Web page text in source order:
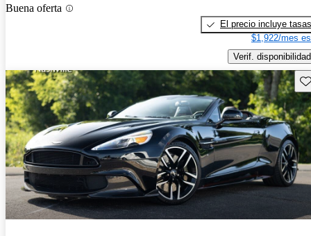
Buena oferta
El precio incluye tasas
$1,922/mes
Verif. disponibilidad